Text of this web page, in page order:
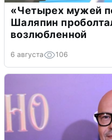
«Четырех мужей
Шаляпин
возлюбленной
6 августа 106